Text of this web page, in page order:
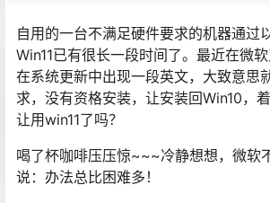
自用的一台不满足硬件要求的机器通过
Win11已有很长一段时间了。最近在微软
在系统更新中出现一段英文，大致意思
求，没有资格安装，让安装回Win10，
让用win11了吗？
喝了杯咖啡压压惊~~~冷静想想，微软
说：办法总比困难多！